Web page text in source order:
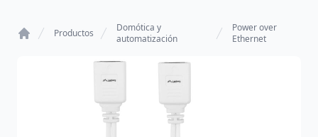
Productos
Domótica y
automatización
Power over
Ethernet